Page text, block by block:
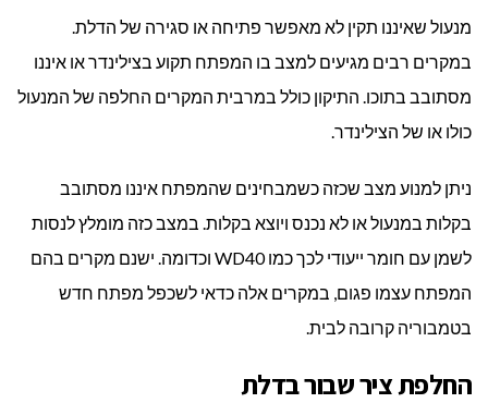
מנעול שאיננו תקין לא מאפשר פתיחה או סגירה של הדלת.
במקרים רבים מגיעים למצב בו המפתח תקוע בצילינדר או איננו
מסתובב בתוכו. התיקון כולל במרבית המקרים החלפה של המנעול
כולו או של הצילינדר.
ניתן למנוע מצב שכזה כשמבחינים שהמפתח איננו מסתובב
בקלות במנעול או לא נכנס ויוצא בקלות. במצב כזה מומלץ לנסות
לשמן עם חומר ייעודי לכך כמו WD40 וכדומה. ישנם מקרים בהם
המפתח עצמו פגום, במקרים אלה כדאי לשכפל מפתח חדש
בטמבוריה קרובה לבית.
החלפת ציר שבור בדלת